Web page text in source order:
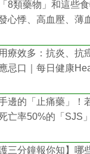
8類藥物」和這些
心悸、高血壓、薄
療效多：抗炎、抗
忌口｜每日健康
邊的「止痛藥」！
亡率50%的「SJS
三分鐘報你知】哪